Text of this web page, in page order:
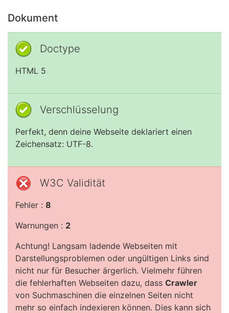
Dokument
Doctype
HTML 5
Verschlüsselung
Perfekt, denn deine Webseite deklariert einen
Zeichensatz: UTF-8.
W3C Validität
Fehler : 8
Warnungen : 2
Achtung! Langsam ladende Webseiten mit
Darstellungsproblemen oder ungültigen Links sind
nicht nur für Besucher ärgerlich. Vielmehr führen
die fehlerhaften Webseiten dazu, dass Crawler
von Suchmaschinen die einzelnen Seiten nicht
mehr so einfach indexieren können. Dies kann sich